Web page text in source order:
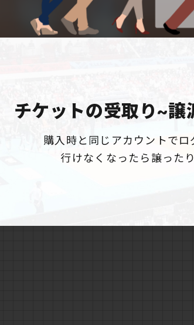
チケットの受取り~譲
購入時と同じアカウントでロ
行けなくなったら譲ったり